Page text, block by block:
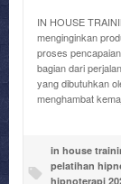
IN HOUSE
menginginkan
proses
bagian dari
yang dibutuhkan
menghambat
in house
pelatihan
hipnoterapi